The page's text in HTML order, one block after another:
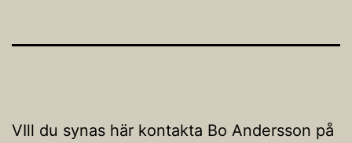
VIll du synas här kontakta Bo Andersson på